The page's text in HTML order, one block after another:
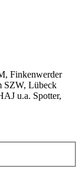
Finkenwerder
SZW, Lübeck
u.a. Spotter,